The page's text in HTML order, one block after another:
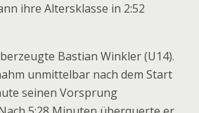
ihre Altersklasse in 2:52
Bastian Winkler (U14).
unmittelbar nach dem Start
seinen Vorsprung